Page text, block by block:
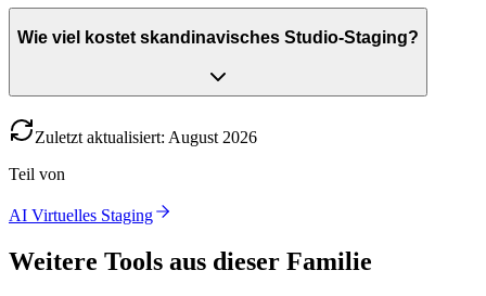
Wie viel kostet skandinavisches Studio-Staging?
Zuletzt aktualisiert: August 2026
Teil von
AI Virtuelles Staging
Weitere Tools aus dieser Familie